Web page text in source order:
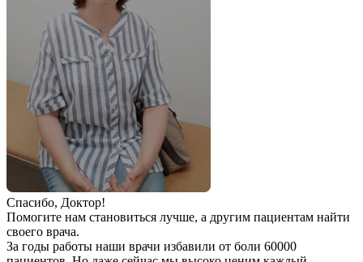
Спаcибо, Доктор!
Помогите нам становиться лучше, а другим пациентам найти
своего врача.
За годы работы наши врачи избавили от боли 60000